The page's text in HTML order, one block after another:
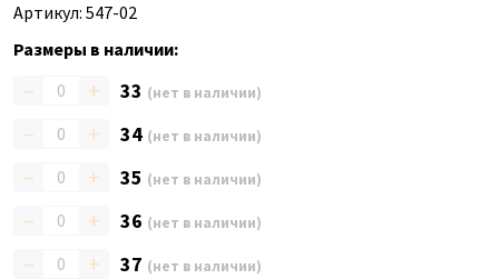
Артикул: 547-02
Размеры в наличии:
– + 33 (нет в наличии)
– + 34 (нет в наличии)
– + 35 (нет в наличии)
– + 36 (нет в наличии)
– + 37 (нет в наличии)